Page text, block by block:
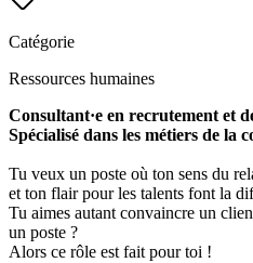
Catégorie
Ressources humaines
Consultant·e en recrutement et
Spécialisé dans les métiers de la
Tu veux un poste où ton sens du
et ton flair pour les talents font la
Tu aimes autant convaincre un
un poste ?
Alors ce rôle est fait pour toi !